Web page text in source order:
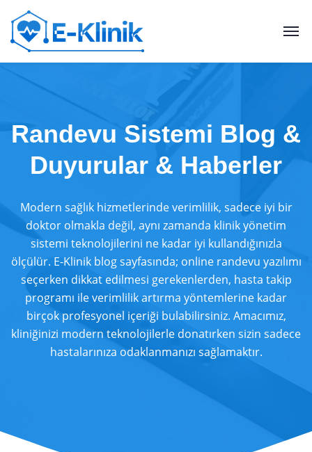
Randevu Sistemi Blog &
Duyurular & Haberler
Modern sağlık hizmetlerinde verimlilik, sadece iyi bir
doktor olmakla değil, aynı zamanda klinik yönetim
sistemi teknolojilerini ne kadar iyi kullandığınızla
ölçülür. E-Klinik blog sayfasında; online randevu yazılımı
seçerken dikkat edilmesi gerekenlerden, hasta takip
programı ile verimlilik artırma yöntemlerine kadar
birçok profesyonel içeriği bulabilirsiniz. Amacımız,
kliniğinizi modern teknolojilerle donatırken sizin sadece
hastalarınıza odaklanmanızı sağlamaktır.